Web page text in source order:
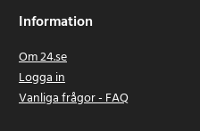
Information
Om 24.se
Logga in
Vanliga frågor - FAQ